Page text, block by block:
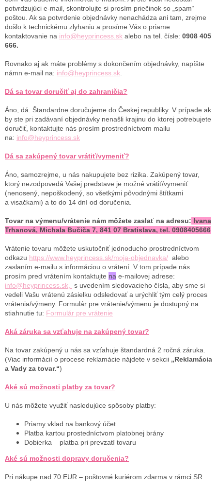
potvrdzujúci e-mail, skontrolujte si prosím priečinok so „spam“
poštou. Ak sa potvrdenie objednávky nenachádza ani tam, zrejme
došlo k technickému zlyhaniu a prosíme Vás o priame
kontaktovanie na info@heyprincess.sk alebo na tel. čísle: 0908 405
666.
Rovnako aj ak máte problémy s dokončením objednávky, napíšte
námn e-mail na: info@heyprincess.sk
Dá sa tovar doručiť aj do zahraničia?
Áno, dá. Štandardne doručujeme do Českej republiky. V prípade ak
by ste pri zadávaní objednávky nenašli krajinu do ktorej potrebujete
doručiť, kontaktujte nás prosím prostredníctvom mailu
na: info@heyprincess.sk
Dá sa zakúpený tovar vrátiť/vymeniť?
Áno, samozrejme, u nás nakupujete bez rizika. Zakúpený tovar,
ktorý nezodpovedá Vašej predstave je možné vrátiť/vymeniť
(nenosený, nepoškodený, so všetkými pôvodnými štítkami
a visačkami) a to do 14 dní od doručenia.
Tovar na výmenu/vrátenie nám môžete zaslať na adresu: Ivana
Trhanová, Michala Bučiča 7, 841 07 Bratislava, tel. 0908405666
Vrátenie tovaru môžete uskutočniť jednoducho prostredníctvom
odkazu https://www.heyprincess.sk/moja-objednavka/ alebo
zaslaním e-mailu s informáciou o vrátení. V tom prípade nás
prosím pred vrátením kontaktujte na e-mailovej adrese:
info@heyprincess.sk,
s uvedením sledovacieho čísla, aby sme si
vedeli Vašu vrátenú zásielku odsledovať a urýchliť tým celý proces
vrátenia/výmeny. Formulár pre vrátenie/výmenu je dostupný na
stiahnutie tu: Formulár pre vrátenie
Aká záruka sa vzťahuje na zakúpený tovar?
Na tovar zakúpený u nás sa vzťahuje štandardná 2 ročná záruka.
(Viac informácií o procese reklamácie nájdete v sekcii „Reklamácia
a Vady za tovar.“)
Aké sú možnosti platby za tovar?
U nás môžete využiť nasledujúce spôsoby platby:
Priamy vklad na bankový účet
Platba kartou prostedníctvom platobnej brány
Dobierka – platba pri prevzatí tovaru
Aké sú možnosti dopravy doručenia?
Pri nákupe nad 70 EUR – poštovné kuriérom zdarma v rámci SR